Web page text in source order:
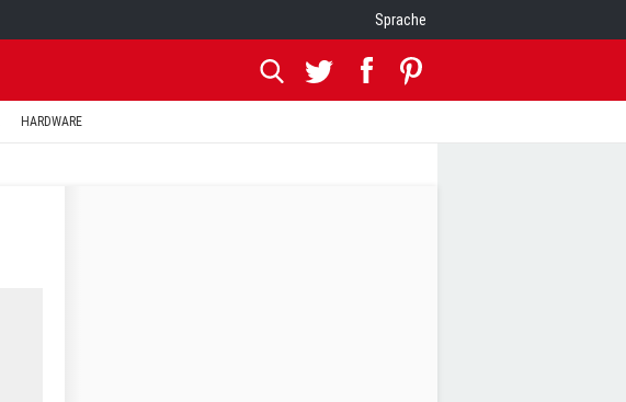
Sprache
HARDWARE